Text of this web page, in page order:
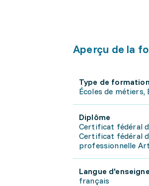
Aperçu de la
Type de formation
Écoles de
Diplôme
Certificat fédéral
Certificat fédéral
professionnelle
Langue
français